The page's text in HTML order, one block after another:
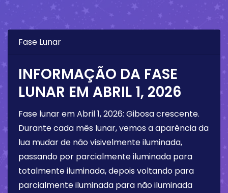
Fase Lunar
INFORMAÇÃO DA FASE
LUNAR EM ABRIL 1, 2026
Fase lunar emAbril 1, 2026: Gibosa crescente.
Durante cada mês lunar, vemos a aparência da
lua mudar de não visivelmente iluminada,
passando por parcialmente iluminada para
totalmente iluminada, depois voltando para
parcialmente iluminada para não iluminada